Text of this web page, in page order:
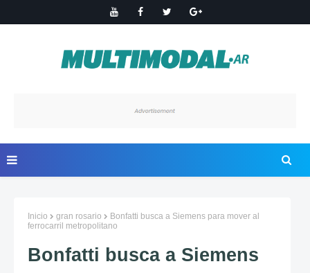
Inicio gran rosario
Bonfatti busca a Siemens para mover al
ferrocarril metropolitano
Bonfatti busca a Siemens